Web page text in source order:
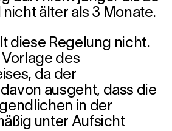
nicht älter als 3 Monate.
diese Regelung nicht.
Vorlage des
da der
ausgeht, dass die
in der
unter Aufsicht